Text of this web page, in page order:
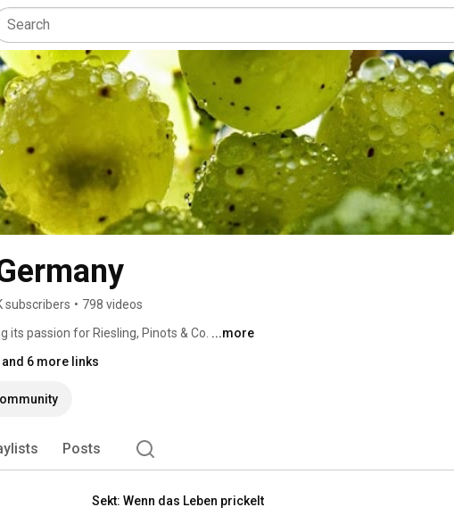
subscribers • 798 videos
its passion for Riesling, Pinots & Co. ...more
and 6 more links
Posts
Sekt: Wenn das Leben prickelt